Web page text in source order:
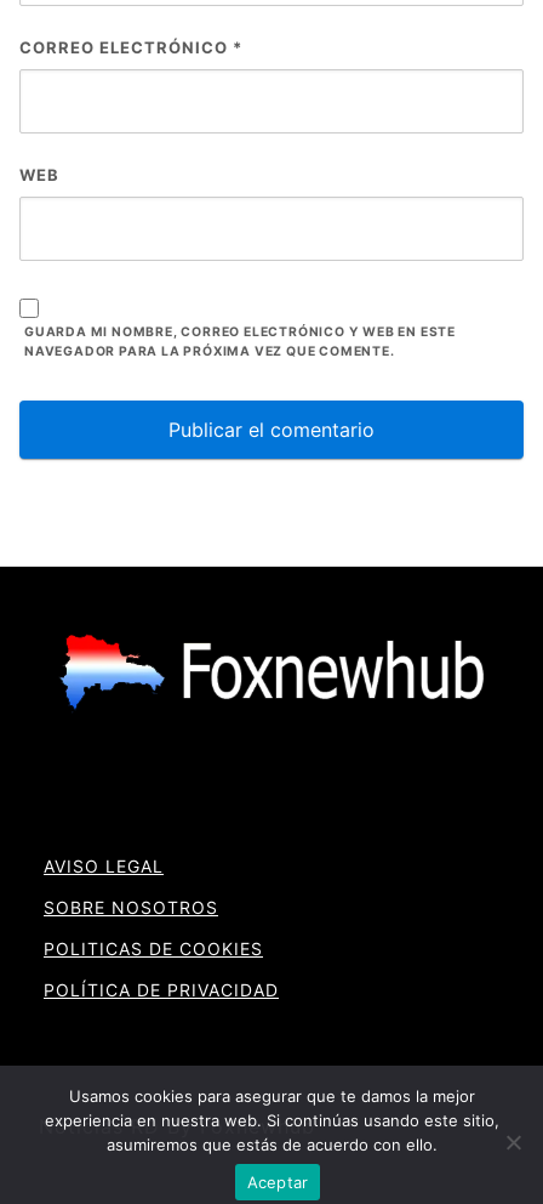
CORREO ELECTRÓNICO *
WEB
GUARDA MI NOMBRE, CORREO ELECTRÓNICO Y WEB EN ESTE
NAVEGADOR PARA LA PRÓXIMA VEZ QUE COMENTE.
AVISO LEGAL
SOBRE NOSOTROS
POLITICAS DE COOKIES
POLÍTICA DE PRIVACIDAD
Noticias RD By Foxnewhub
Usamos cookies para asegurar que te damos la mejor
experiencia en nuestra web. Si continúas usando este sitio,
asumiremos que estás de acuerdo con ello.
Aceptar